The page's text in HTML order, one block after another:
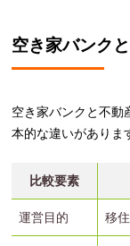
空き家バンク
空き家バンクと不動
本的な違いがありま
比較要素
運営目的 移